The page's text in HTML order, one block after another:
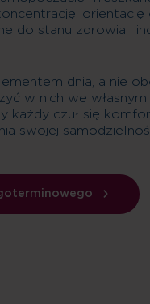
do stanu zdrowia i
dnia, a nie
w nich we
każdy czuł się
swojej